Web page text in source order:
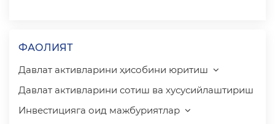
ФАОЛИЯТ
Давлат активларини ҳисобини юритиш
Давлат активларини сотиш ва хусусийлаштириш
Инвестицияга оид мажбуриятлар